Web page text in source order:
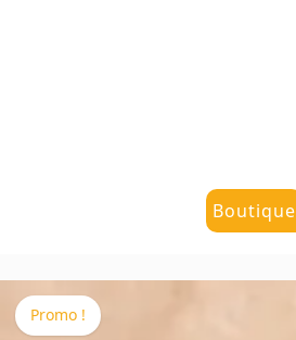
Boutique
Promo !